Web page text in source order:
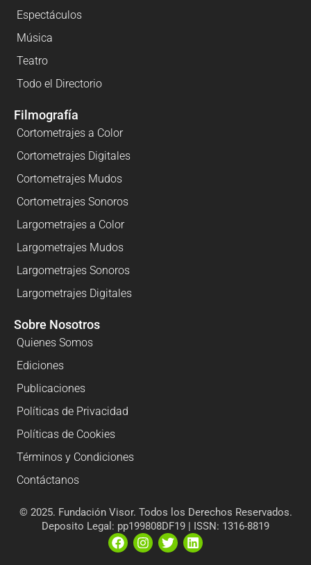
Espectáculos
Música
Teatro
Todo el Directorio
Filmografía
Cortometrajes a Color
Cortometrajes Digitales
Cortometrajes Mudos
Cortometrajes Sonoros
Largometrajes a Color
Largometrajes Mudos
Largometrajes Sonoros
Largometrajes Digitales
Sobre Nosotros
Quienes Somos
Ediciones
Publicaciones
Políticas de Privacidad
Políticas de Cookies
Términos y Condiciones
Contáctanos
© 2025. Fundación Visor. Todos los Derechos Reservados.
Deposito Legal: pp199808DF19 | ISSN: 1316-8819